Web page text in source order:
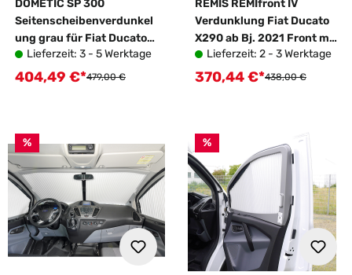
DOMETIC SP 300
Seitenscheibenverdunkel
ung grau für Fiat Ducato
Modelljahr 2006 - 2021
SET
Lieferzeit: 3 - 5 Werktage
Verkaufspreis:
404,49 €*Regulärer Preis:
479,00 €
REMIS REMIfront IV
Verdunklung Fiat Ducato
X290 ab Bj. 2021 Front mit
Sensorpaket klein
Lieferzeit: 2 - 3 Werktage
Verkaufspreis:
370,44 €*Regulärer Preis:
438,00 €
% %